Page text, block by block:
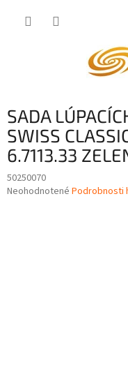
SADA
SWISS
6.7113.33
50250070
Priemerné
Neohodnotené Podrobnosti